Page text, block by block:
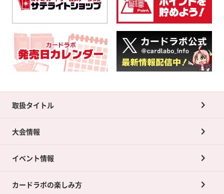
取扱タイトル
大会情報
イベント情報
カードラボの楽しみ方